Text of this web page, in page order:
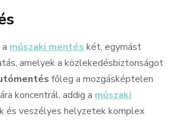
műszaki mentés két, egymást
amelyek a közlekedésbiztonságot
főleg a mozgásképtelen
koncentrál, addig a műszaki
és veszélyes helyzetek komplex